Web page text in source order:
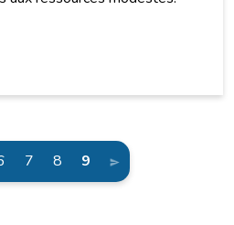
7 8 9 (current)